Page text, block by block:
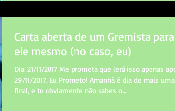
Carta aberta de um Gremista para
ele mesmo (no caso, eu)
Dia: 21/11/2017 Me prometa que lerá isso apenas após
29/11/2017. Eu Prometo! Amanhã é dia de mais uma
final, e tu obviamente não sabes o...